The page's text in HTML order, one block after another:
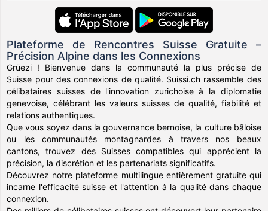
Plateforme de Rencontres Suisse Gratuite –
Précision Alpine dans les Connexions
Grüezi ! Bienvenue dans la communauté la plus précise de
Suisse pour des connexions de qualité. Suissi.ch rassemble des
célibataires suisses de l'innovation zurichoise à la diplomatie
genevoise, célébrant les valeurs suisses de qualité, fiabilité et
relations authentiques.
Que vous soyez dans la gouvernance bernoise, la culture bâloise
ou les communautés montagnardes à travers nos beaux
cantons, trouvez des Suisses compatibles qui apprécient la
précision, la discrétion et les partenariats significatifs.
Découvrez notre plateforme multilingue entièrement gratuite qui
incarne l'efficacité suisse et l'attention à la qualité dans chaque
connexion.